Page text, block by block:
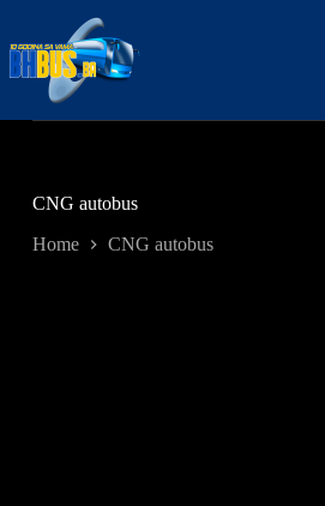
content
CNG autobus
Home CNG autobus